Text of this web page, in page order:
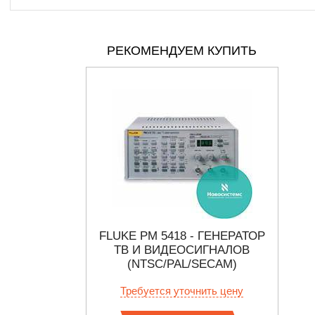
РЕКОМЕНДУЕМ КУПИТЬ
FLUKE PM 5418 - ГЕНЕРАТОР
ТВ И ВИДЕОСИГНАЛОВ
(NTSC/PAL/SECAM)
Требуется уточнить цену